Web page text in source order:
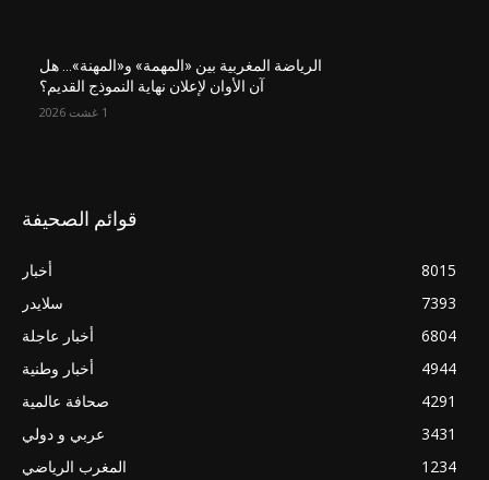
الرياضة المغربية بين «المهمة» و«المهنة»… هل
آن الأوان لإعلان نهاية النموذج القديم؟
1 غشت 2026
قوائم الصحيفة
أخبار
8015
سلايدر
7393
أخبار عاجلة
6804
أخبار وطنية
4944
صحافة عالمية
4291
عربي و دولي
3431
المغرب الرياضي
1234